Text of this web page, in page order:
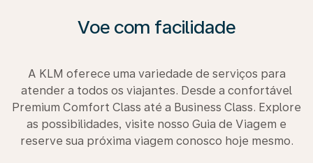
Voe com facilidade
A KLM oferece uma variedade de serviços para
atender a todos os viajantes. Desde a confortável
Premium Comfort Class até a Business Class. Explore
as possibilidades, visite nosso Guia de Viagem e
reserve sua próxima viagem conosco hoje mesmo.